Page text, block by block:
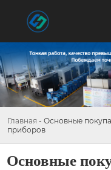
Главная - Основные
приборов
Основные